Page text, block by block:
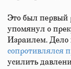
Это был первый
упомянул о
Израилем. Дело
сопротивлялся
усилить